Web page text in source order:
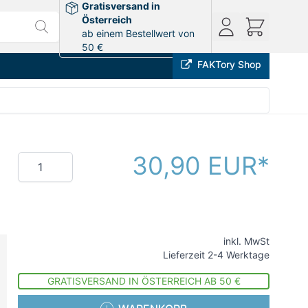
Gratisversand in
Österreich
ab einem Bestellwert von
50 €
FAKTory Shop
Menge 30,90 EUR
inkl. MwSt
Lieferzeit 2-4 Werktage
GRATISVERSAND IN ÖSTERREICH AB 50 €